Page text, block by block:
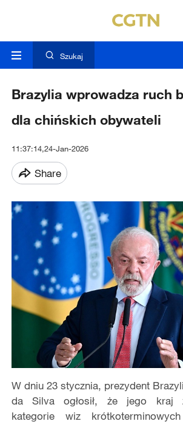
Szukaj
Brazylia wprowadza ruch
dla chińskich obywateli
11:37:14,24-Jan-2026
Share
W dniu 23 stycznia, prezydent
da Silva ogłosił, że jego kraj
kategorie wiz